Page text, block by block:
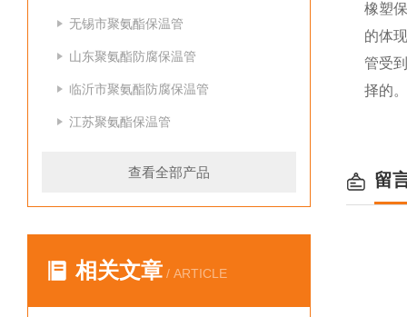
无锡市聚氨酯保温管
山东聚氨酯防腐保温管
临沂市聚氨酯防腐保温管
江苏聚氨酯保温管
查看全部产品
相关文章 / ARTICLE
橡塑
的体
管受
择的。
留